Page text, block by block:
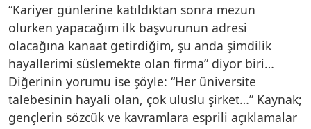
“Kariyer günlerine katıldıktan sonra mezun
olurken yapacağım ilk başvurunun adresi
olacağına kanaat getirdiğim, şu anda şimdilik
hayallerimi süslemekte olan firma” diyor biri…
Diğerinin yorumu ise şöyle: “Her üniversite
talebesinin hayali olan, çok uluslu şirket…” Kaynak;
gençlerin sözcük ve kavramlara esprili açıklamalar